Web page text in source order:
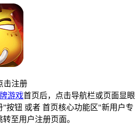
击注册
游戏首页后，点击导航栏或页面显眼
”按钮 或者 首页核心功能区"新用户专
至用户注册页面。